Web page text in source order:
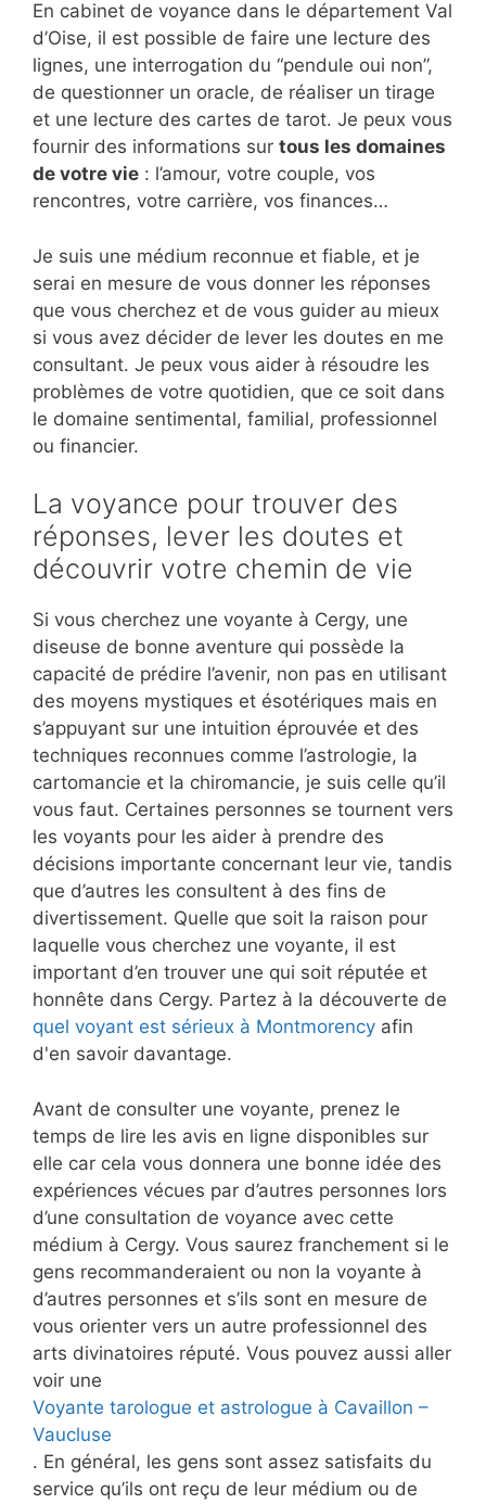
En cabinet de voyance dans le département Val
d’Oise, il est possible de faire une lecture des
lignes, une interrogation du “pendule oui non”,
de questionner un oracle, de réaliser un tirage
et une lecture des cartes de tarot. Je peux vous
fournir des informations sur tous les domaines
de votre vie : l’amour, votre couple, vos
rencontres, votre carrière, vos finances…
Je suis une médium reconnue et fiable, et je
serai en mesure de vous donner les réponses
que vous cherchez et de vous guider au mieux
si vous avez décider de lever les doutes en me
consultant. Je peux vous aider à résoudre les
problèmes de votre quotidien, que ce soit dans
le domaine sentimental, familial, professionnel
ou financier.
La voyance pour trouver des
réponses, lever les doutes et
découvrir votre chemin de vie
Si vous cherchez une voyante à Cergy, une
diseuse de bonne aventure qui possède la
capacité de prédire l’avenir, non pas en utilisant
des moyens mystiques et ésotériques mais en
s’appuyant sur une intuition éprouvée et des
techniques reconnues comme l’astrologie, la
cartomancie et la chiromancie, je suis celle qu’il
vous faut. Certaines personnes se tournent vers
les voyants pour les aider à prendre des
décisions importante concernant leur vie, tandis
que d’autres les consultent à des fins de
divertissement. Quelle que soit la raison pour
laquelle vous cherchez une voyante, il est
important d’en trouver une qui soit réputée et
honnête dans Cergy. Partez à la découverte de
quel voyant est sérieux à Montmorency afin
d'en savoir davantage.
Avant de consulter une voyante, prenez le
temps de lire les avis en ligne disponibles sur
elle car cela vous donnera une bonne idée des
expériences vécues par d’autres personnes lors
d’une consultation de voyance avec cette
médium à Cergy. Vous saurez franchement si le
gens recommanderaient ou non la voyante à
d’autres personnes et s’ils sont en mesure de
vous orienter vers un autre professionnel des
arts divinatoires réputé. Vous pouvez aussi aller
voir une
Voyante tarologue et astrologue à Cavaillon –
Vaucluse
. En général, les gens sont assez satisfaits du
service qu’ils ont reçu de leur médium ou de